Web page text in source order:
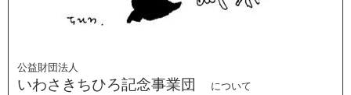
公益財団法人
いわさきちひろ記念事業団 について